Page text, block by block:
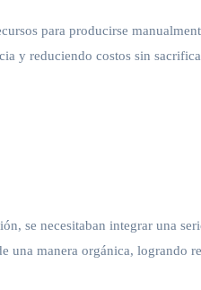
para producirse
y reduciendo costos sin
se necesitaban integrar una
manera orgánica, logrando